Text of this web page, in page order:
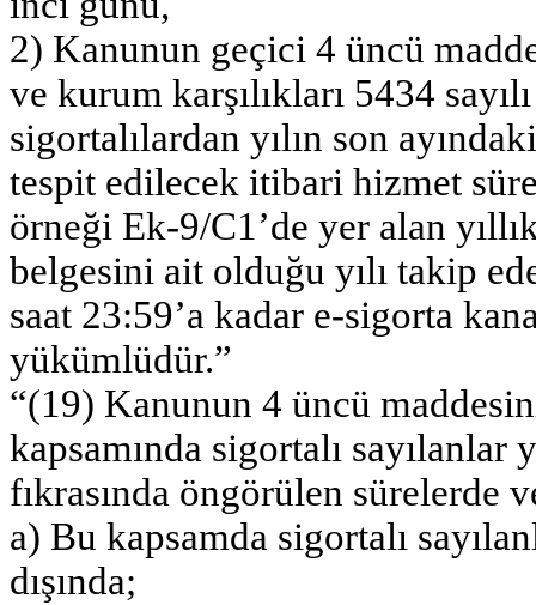
2) Kanunun geçici 4 üncü
ve kurum karşılıkları 5434
sigortalılardan yılın son
tespit edilecek itibari hizmet
örneği Ek-9/C1’de yer alan
belgesini ait olduğu yılı takip
saat 23:59’a kadar e-sigorta
yükümlüdür.”
“(19) Kanunun 4 üncü
kapsamında sigortalı
fıkrasında öngörülen sürelerde
a) Bu kapsamda sigortalı
dışında;